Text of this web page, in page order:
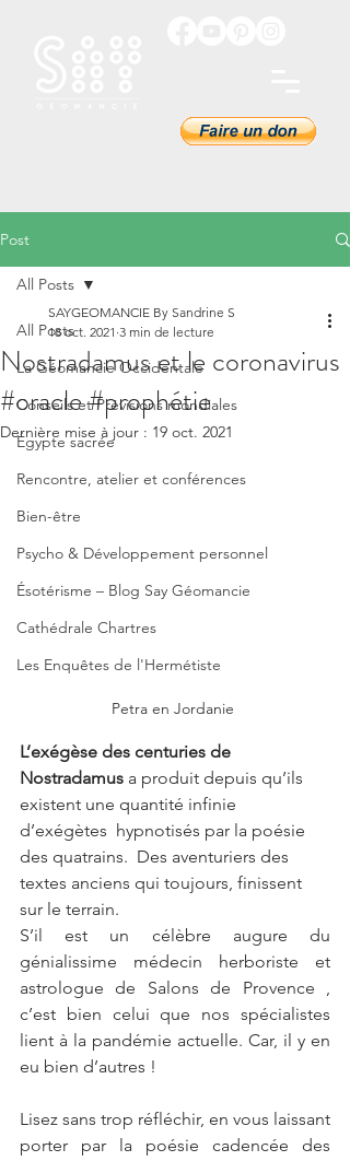
Post
All Posts
La Géomancie Occidentale
Conseils et Prévisions mondiales
Égypte sacrée
Rencontre, atelier et conférences
Bien-être
Psycho & Développement personnel
Ésotérisme – Blog Say Géomancie
Cathédrale Chartres
Les Enquêtes de l'Hermétiste
All Posts
Nostradamus et le coronavirus
#oracle #prophétie
SAYGEOMANCIE By Sandrine S
18 oct. 2021 3 min de lecture
Dernière mise à jour : 19 oct. 2021
Petra en Jordanie
L’exégèse des centuries de
Nostradamus a produit depuis qu’ils
existent une quantité infinie
d’exégètes  hypnotisés par la poésie
des quatrains.  Des aventuriers des
textes anciens qui toujours, finissent
sur le terrain.
S’il est un célèbre augure du
génialissime médecin herboriste et
astrologue de Salons de Provence ,
c’est bien celui que nos spécialistes
lient à la pandémie actuelle. Car, il y en
eu bien d’autres !
Lisez sans trop réfléchir, en vous laissant
porter par la poésie cadencée des